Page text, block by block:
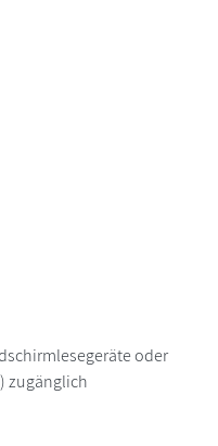
oder
zugänglich